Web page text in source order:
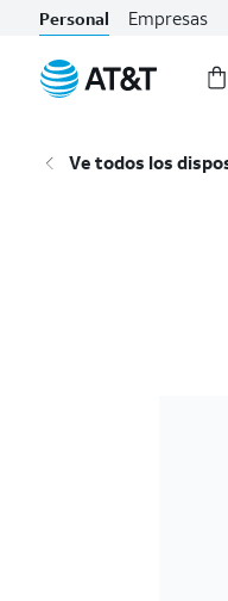
Personal Empresas
Ve todos los